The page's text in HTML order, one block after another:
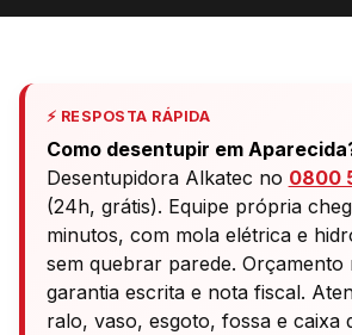
⚡ RESPOSTA RÁPIDA
Como desentupir em
Desentupidora Alkatec no 0800
(24h, grátis). Equipe própria
minutos, com mola elétrica e
sem quebrar parede. Orçamento
garantia escrita e nota fiscal.
ralo, vaso, esgoto, fossa e caixa